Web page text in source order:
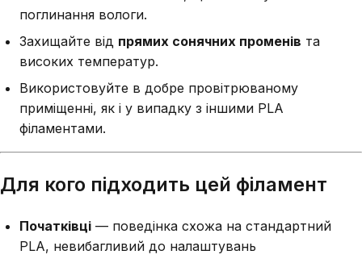
поглинання вологи.
Захищайте від прямих сонячних променів та
високих температур.
Використовуйте в добре провітрюваному
приміщенні, як і у випадку з іншими PLA
філаментами.
Для кого підходить цей філамент
Початківці — поведінка схожа на стандартний
PLA, невибагливий до налаштувань